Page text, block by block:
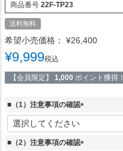
商品番号 22F-TP23
送料無料
希望小売価格： ¥26,400
¥9,999税込
【会員限定】 1,000 ポイント獲得！
■（1）注意事項の確認
(
須
■（2）注意事項の確認